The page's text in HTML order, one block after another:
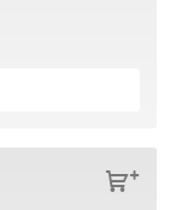
s